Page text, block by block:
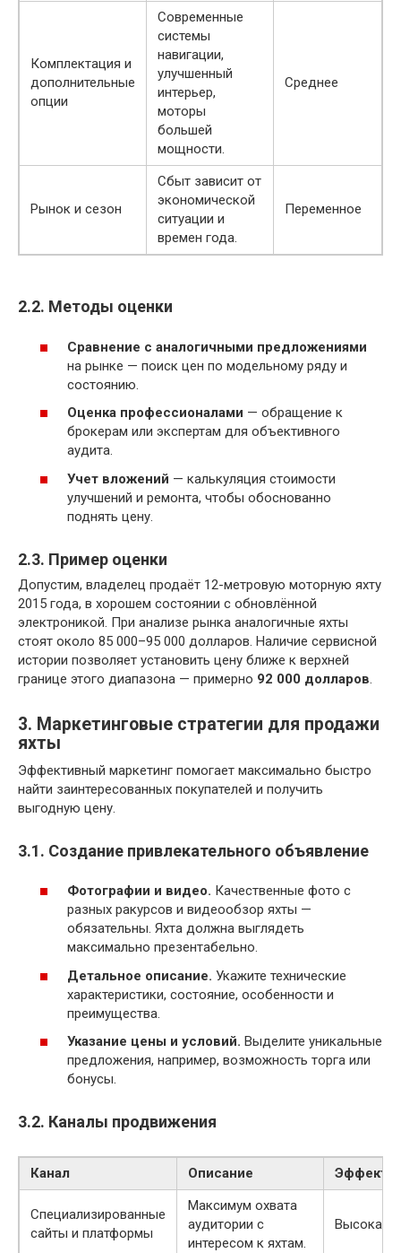
Комплектация и
дополнительные
опции
Современные
системы
навигации,
улучшенный
интерьер,
моторы
большей
мощности.
Среднее
Рынок и сезон
Сбыт зависит от
экономической
ситуации и
времен года.
Переменное
2.2. Методы оценки
Сравнение с аналогичными предложениями
на рынке — поиск цен по модельному ряду и
состоянию.
Оценка профессионалами — обращение к
брокерам или экспертам для объективного
аудита.
Учет вложений — калькуляция стоимости
улучшений и ремонта, чтобы обоснованно
поднять цену.
2.3. Пример оценки
Допустим, владелец продаёт 12-метровую моторную яхту
2015 года, в хорошем состоянии с обновлённой
электроникой. При анализе рынка аналогичные яхты
стоят около 85 000–95 000 долларов. Наличие сервисной
истории позволяет установить цену ближе к верхней
границе этого диапазона — примерно 92 000 долларов.
3. Маркетинговые стратегии для продажи
яхты
Эффективный маркетинг помогает максимально быстро
найти заинтересованных покупателей и получить
выгодную цену.
3.1. Создание привлекательного объявление
Фотографии и видео. Качественные фото с
разных ракурсов и видеообзор яхты —
обязательны. Яхта должна выглядеть
максимально презентабельно.
Детальное описание. Укажите технические
характеристики, состояние, особенности и
преимущества.
Указание цены и условий. Выделите уникальные
предложения, например, возможность торга или
бонусы.
3.2. Каналы продвижения
Канал Описание
Специализированные
сайты и платформы
Максимум охвата
аудитории с
интересом к яхтам.
Высокая